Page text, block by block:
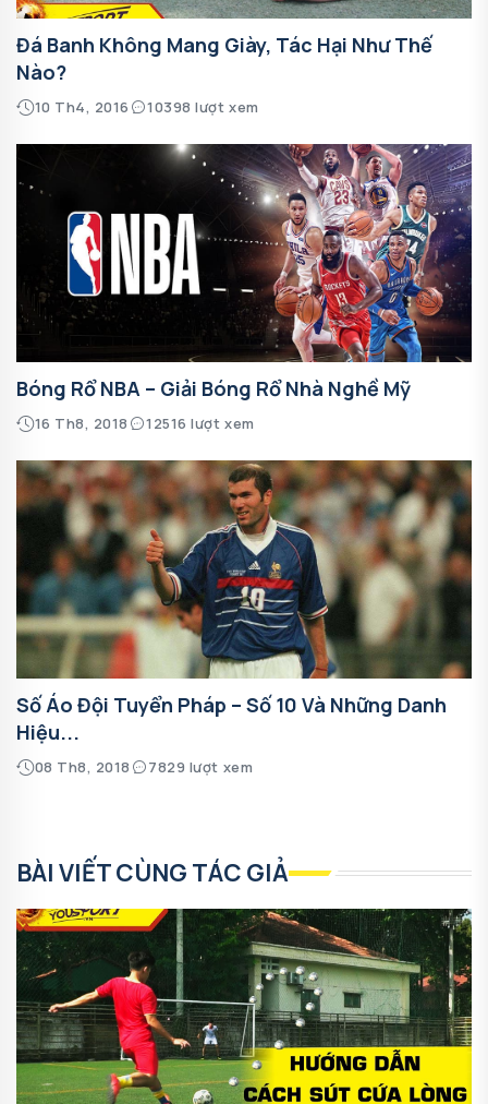
Đá Banh Không Mang Giày, Tác Hại Như Thế
Nào?
10 Th4, 2016 10398 lượt xem
Bóng Rổ NBA – Giải Bóng Rổ Nhà Nghề Mỹ
16 Th8, 2018 12516 lượt xem
Số Áo Đội Tuyển Pháp – Số 10 Và Những Danh
Hiệu...
08 Th8, 2018 7829 lượt xem
BÀI VIẾT CÙNG TÁC GIẢ